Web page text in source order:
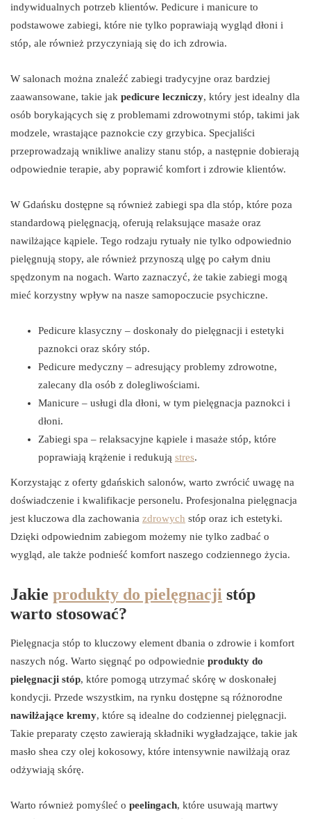
indywidualnych potrzeb klientów. Pedicure i manicure to
podstawowe zabiegi, które nie tylko poprawiają wygląd dłoni i
stóp, ale również przyczyniają się do ich zdrowia.
W salonach można znaleźć zabiegi tradycyjne oraz bardziej
zaawansowane, takie jak pedicure leczniczy, który jest idealny dla
osób borykających się z problemami zdrowotnymi stóp, takimi jak
modzele, wrastające paznokcie czy grzybica. Specjaliści
przeprowadzają wnikliwe analizy stanu stóp, a następnie dobierają
odpowiednie terapie, aby poprawić komfort i zdrowie klientów.
W Gdańsku dostępne są również zabiegi spa dla stóp, które poza
standardową pielęgnacją, oferują relaksujące masaże oraz
nawilżające kąpiele. Tego rodzaju rytuały nie tylko odpowiednio
pielęgnują stopy, ale również przynoszą ulgę po całym dniu
spędzonym na nogach. Warto zaznaczyć, że takie zabiegi mogą
mieć korzystny wpływ na nasze samopoczucie psychiczne.
Pedicure klasyczny – doskonały do pielęgnacji i estetyki
paznokci oraz skóry stóp.
Pedicure medyczny – adresujący problemy zdrowotne,
zalecany dla osób z dolegliwościami.
Manicure – usługi dla dłoni, w tym pielęgnacja paznokci i
dłoni.
Zabiegi spa – relaksacyjne kąpiele i masaże stóp, które
poprawiają krążenie i redukują stres.
Korzystając z oferty gdańskich salonów, warto zwrócić uwagę na
doświadczenie i kwalifikacje personelu. Profesjonalna pielęgnacja
jest kluczowa dla zachowania zdrowych stóp oraz ich estetyki.
Dzięki odpowiednim zabiegom możemy nie tylko zadbać o
wygląd, ale także podnieść komfort naszego codziennego życia.
Jakie produkty do pielęgnacji stóp
warto stosować?
Pielęgnacja stóp to kluczowy element dbania o zdrowie i komfort
naszych nóg. Warto sięgnąć po odpowiednie produkty do
pielęgnacji stóp, które pomogą utrzymać skórę w doskonałej
kondycji. Przede wszystkim, na rynku dostępne są różnorodne
nawilżające kremy, które są idealne do codziennej pielęgnacji.
Takie preparaty często zawierają składniki wygładzające, takie jak
masło shea czy olej kokosowy, które intensywnie nawilżają oraz
odżywiają skórę.
Warto również pomyśleć o peelingach, które usuwają martwy